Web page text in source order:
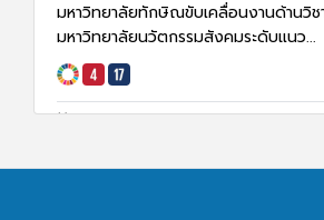
มหาวิทยาลัยทักษิณขับเคลื่อนงานด้านวิช
มหาวิทยาลัยนวัตกรรมสังคมระดับแนว...